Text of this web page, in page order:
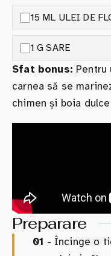
15 ML ULEI DE
1 G SARE
Sfat bonus: Pentru
carnea să se
chimen și boia
Preparare
01 - Încinge o